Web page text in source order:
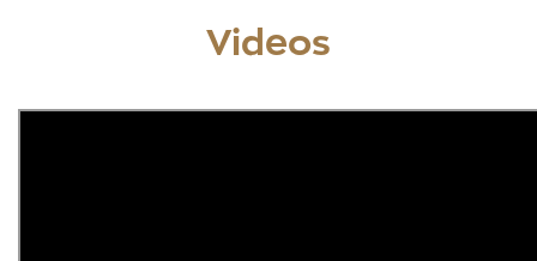
Videos